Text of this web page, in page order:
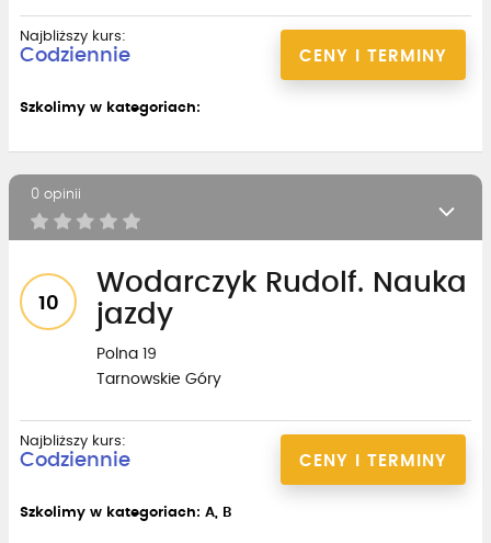
CENY I TERMINY
Najbliższy kurs:
Codziennie
Szkolimy w kategoriach:
0 opinii
10
Wodarczyk Rudolf. Nauka
jazdy
Polna 19
Tarnowskie Góry
CENY I TERMINY
Najbliższy kurs:
Codziennie
Szkolimy w kategoriach: A, B